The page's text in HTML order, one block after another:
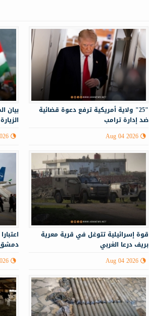
‏‏بيان
إلى
"25" ولاية أمريكية ترفع دعوة قضائية
ضد إدارة ترامب
Aug 04 2026
قوة إسرائيلية تتوغل في قرية معرية
بريف درعا الغربي
Aug 04 2026